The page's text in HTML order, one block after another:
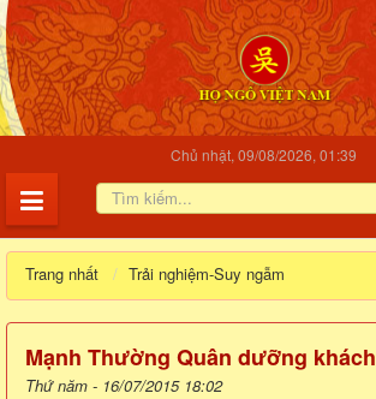
Chủ nhật, 09/08/2026, 01:39
Trang nhất Trải nghiệm-Suy ngẫm
Mạnh Thường Quân dưỡng khách
Thứ năm - 16/07/2015 18:02